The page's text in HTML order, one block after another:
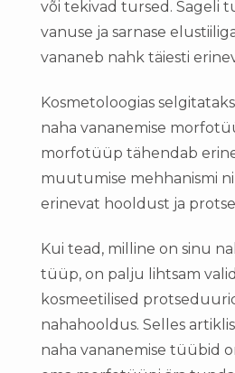
või tekivad tursed. Sageli
vanuse ja sarnase
vananeb nahk täiesti
Kosmetoloogias
naha vananemise
morfotüüp tähendab
muutumise mehhanismi
erinevat hooldust ja
Kui tead, milline on sinu
tüüp, on palju lihtsam
kosmeetilised
nahahooldus. Selles
naha vananemise tüübid